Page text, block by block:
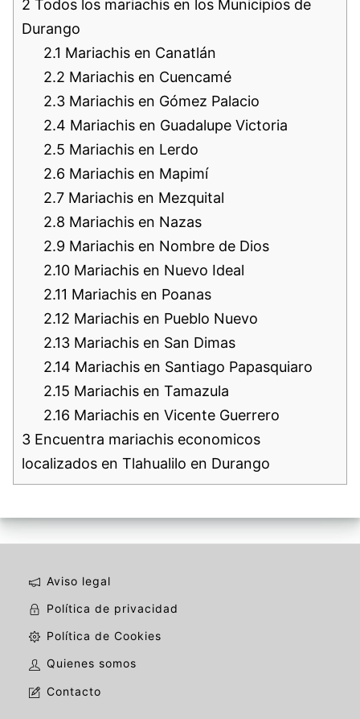
2 Todos los mariachis en los Municipios de
Durango
2.1 Mariachis en Canatlán
2.2 Mariachis en Cuencamé
2.3 Mariachis en Gómez Palacio
2.4 Mariachis en Guadalupe Victoria
2.5 Mariachis en Lerdo
2.6 Mariachis en Mapimí
2.7 Mariachis en Mezquital
2.8 Mariachis en Nazas
2.9 Mariachis en Nombre de Dios
2.10 Mariachis en Nuevo Ideal
2.11 Mariachis en Poanas
2.12 Mariachis en Pueblo Nuevo
2.13 Mariachis en San Dimas
2.14 Mariachis en Santiago Papasquiaro
2.15 Mariachis en Tamazula
2.16 Mariachis en Vicente Guerrero
3 Encuentra mariachis economicos
localizados en Tlahualilo en Durango
Aviso legal
Política de privacidad
Política de Cookies
Quienes somos
Contacto